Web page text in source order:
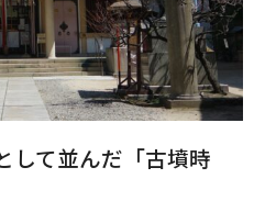
して並んだ「古墳時